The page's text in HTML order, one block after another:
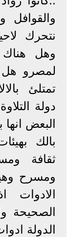
والقوافل
نتحرك
وهل
لمصرو هل
تمتلئ
دولة
البعض
ثقافة
ومسرح
الصحيحة
الدولة